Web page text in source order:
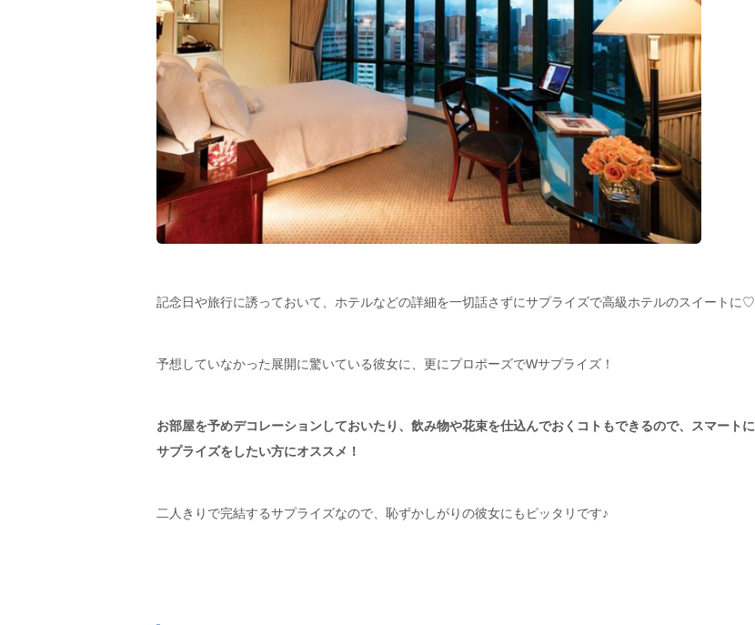
記念日や旅行に誘っておいて、ホテルなどの詳細を一切話さずにサプライズで高級ホテルのスイートに♡
予想していなかった展開に驚いている彼女に、更にプロポーズでWサプライズ！
お部屋を予めデコレーションしておいたり、飲み物や花束を仕込んでおくコトもできるので、スマートに
サプライズをしたい方にオススメ！
二人きりで完結するサプライズなので、恥ずかしがりの彼女にもピッタリです♪